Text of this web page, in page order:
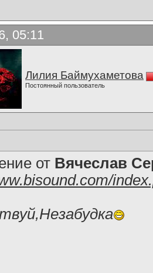
05:11
Лилия Баймухаметова
Постоянный пользователь
от Вячеслав